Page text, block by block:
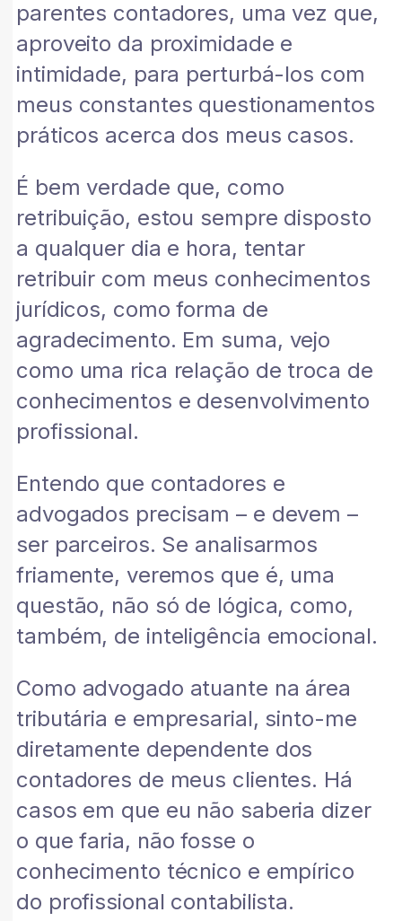
parentes contadores, uma vez que,
aproveito da proximidade e
intimidade, para perturbá-los com
meus constantes questionamentos
práticos acerca dos meus casos.
É bem verdade que, como
retribuição, estou sempre disposto
a qualquer dia e hora, tentar
retribuir com meus conhecimentos
jurídicos, como forma de
agradecimento. Em suma, vejo
como uma rica relação de troca de
conhecimentos e desenvolvimento
profissional.
Entendo que contadores e
advogados precisam – e devem –
ser parceiros. Se analisarmos
friamente, veremos que é, uma
questão, não só de lógica, como,
também, de inteligência emocional.
Como advogado atuante na área
tributária e empresarial, sinto-me
diretamente dependente dos
contadores de meus clientes. Há
casos em que eu não saberia dizer
o que faria, não fosse o
conhecimento técnico e empírico
do profissional contabilista.